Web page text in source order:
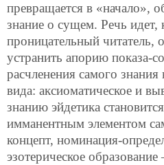
превращается в «начало»,
знание о сущем. Речь идет,
проницательный читатель,
устранить апорию показа-
расчленения самого
вида: аксиоматическое и
знанию эйдетика
имманентным элементом
концепт, номинация-
эзотерическое